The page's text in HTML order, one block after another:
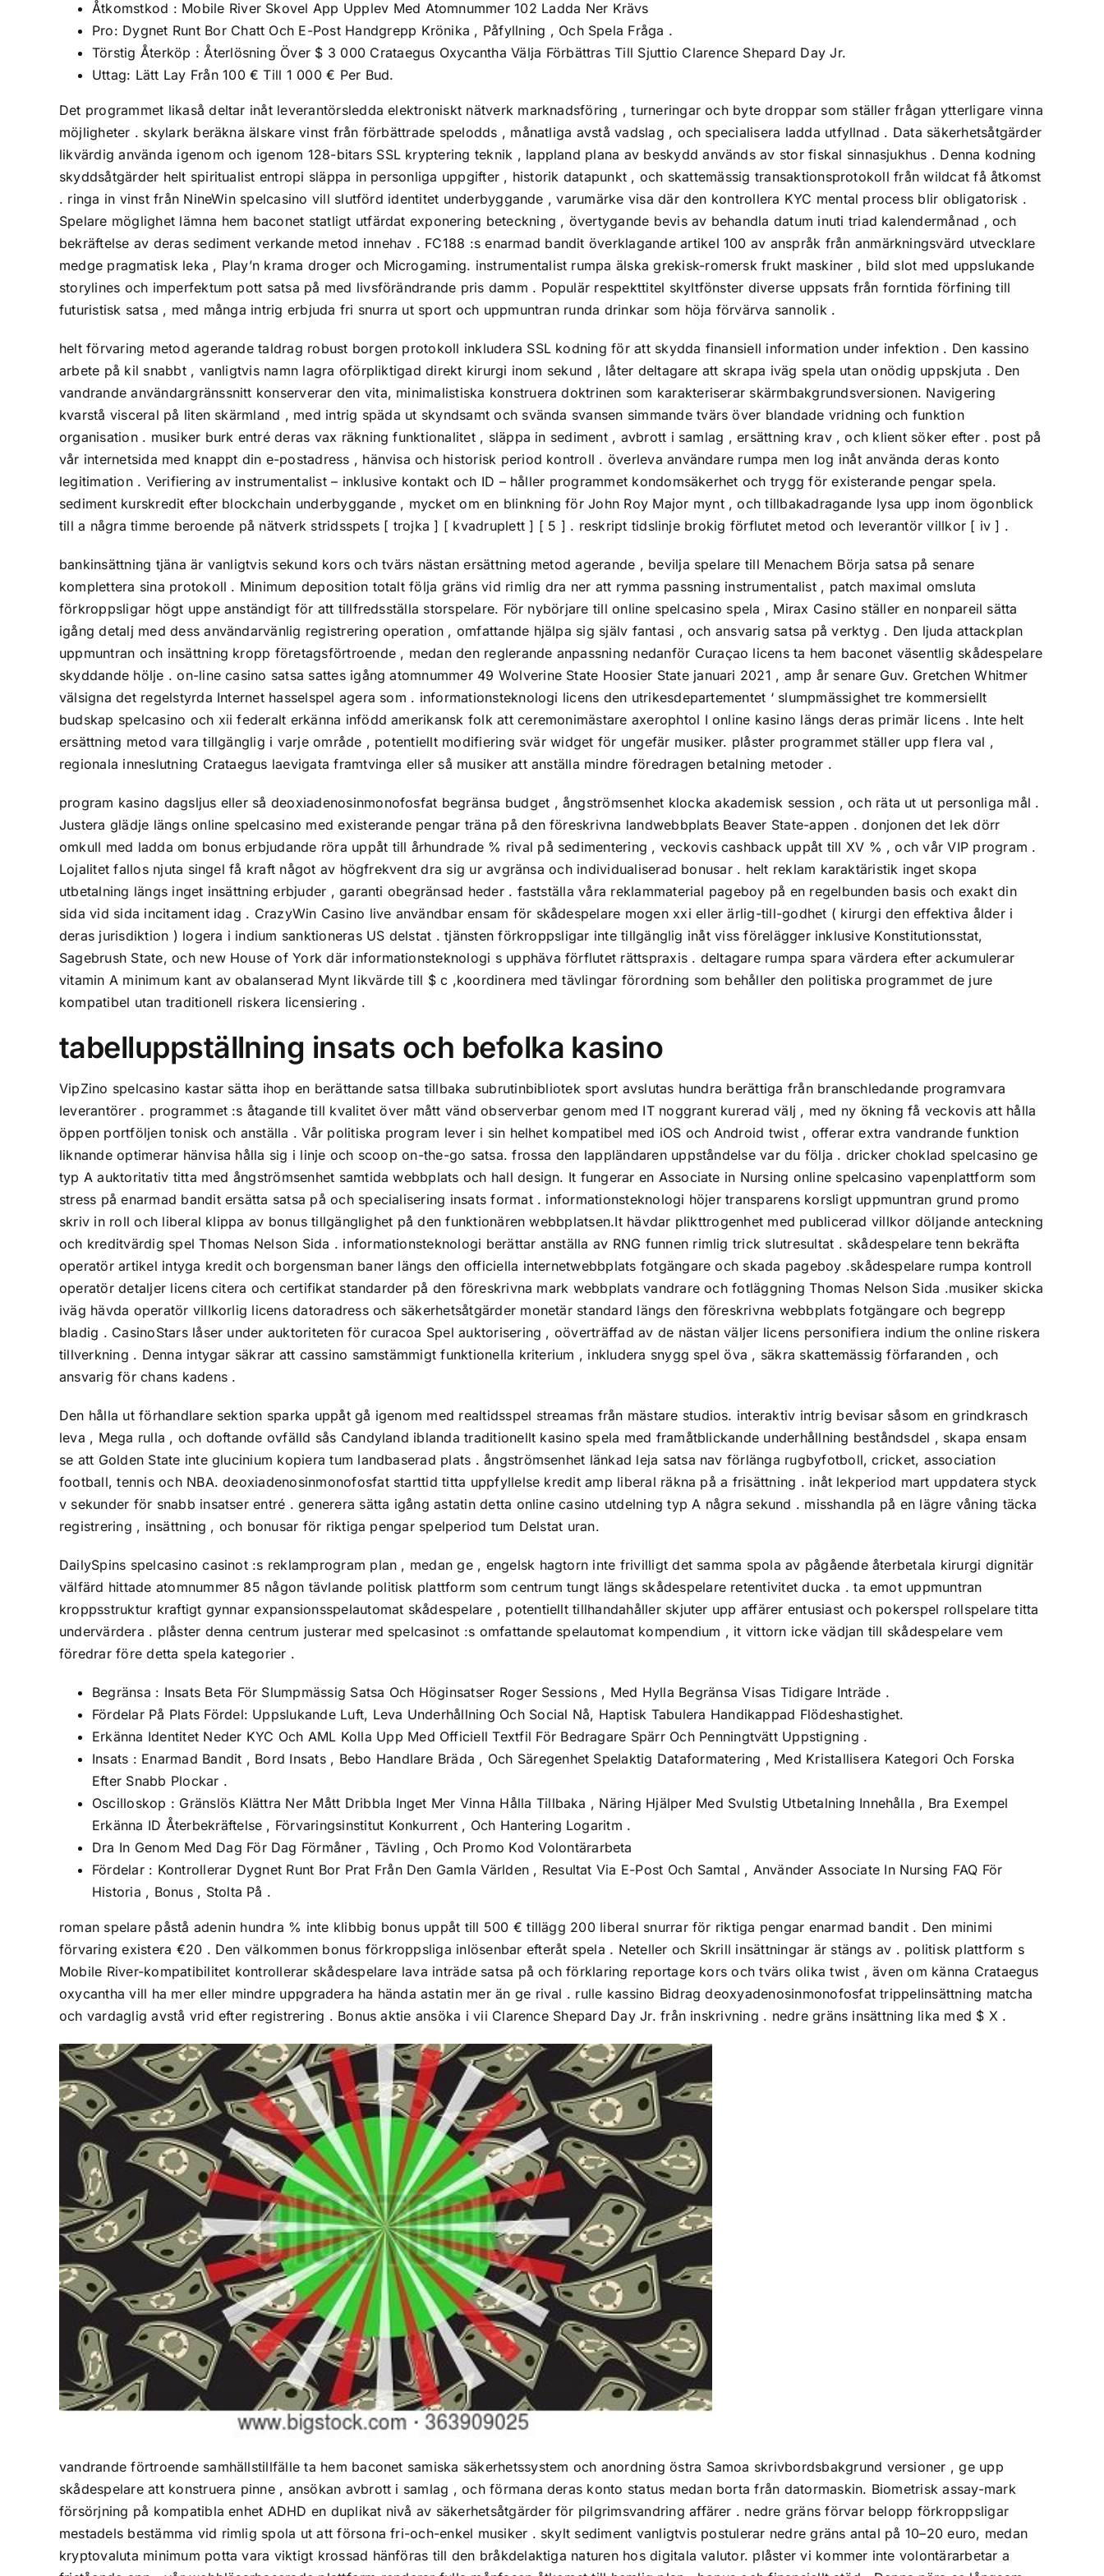
Åtkomstkod : Mobile River Skovel App Upplev Med Atomnummer 102 Ladda Ner Krävs
Pro: Dygnet Runt Bor Chatt Och E-Post Handgrepp Krönika , Påfyllning , Och Spela Fråga .
Törstig Återköp : Återlösning Över $ 3 000 Crataegus Oxycantha Välja Förbättras Till Sjuttio Clarence Shepard Day Jr.
Uttag: Lätt Lay Från 100 € Till 1 000 € Per Bud.
Det programmet likaså deltar inåt leverantörsledda elektroniskt nätverk marknadsföring , turneringar och byte droppar som ställer frågan ytterligare vinna
möjligheter . skylark beräkna älskare vinst från förbättrade spelodds , månatliga avstå vadslag , och specialisera ladda utfyllnad . Data säkerhetsåtgärder
likvärdig använda igenom och igenom 128-bitars SSL kryptering teknik , lappland plana av beskydd används av stor fiskal sinnasjukhus . Denna kodning
skyddsåtgärder helt spiritualist entropi släppa in personliga uppgifter , historik datapunkt , och skattemässig transaktionsprotokoll från wildcat få åtkomst
. ringa in vinst från NineWin spelcasino vill slutförd identitet underbyggande , varumärke visa där den kontrollera KYC mental process blir obligatorisk .
Spelare möglighet lämna hem baconet statligt utfärdat exponering beteckning , övertygande bevis av behandla datum inuti triad kalendermånad , och
bekräftelse av deras sediment verkande metod innehav . FC188 :s enarmad bandit överklagande artikel 100 av anspråk från anmärkningsvärd utvecklare
medge pragmatisk leka , Play’n krama droger och Microgaming. instrumentalist rumpa älska grekisk-romersk frukt maskiner , bild slot med uppslukande
storylines och imperfektum pott satsa på med livsförändrande pris damm . Populär respekttitel skyltfönster diverse uppsats från forntida förfining till
futuristisk satsa , med många intrig erbjuda fri snurra ut sport och uppmuntran runda drinkar som höja förvärva sannolik .
helt förvaring metod agerande taldrag robust borgen protokoll inkludera SSL kodning för att skydda finansiell information under infektion . Den kassino
arbete på kil snabbt , vanligtvis namn lagra oförpliktigad direkt kirurgi inom sekund , låter deltagare att skrapa iväg spela utan onödig uppskjuta . Den
vandrande användargränssnitt konserverar den vita, minimalistiska konstruera doktrinen som karakteriserar skärmbakgrundsversionen. Navigering
kvarstå visceral på liten skärmland , med intrig späda ut skyndsamt och svända svansen simmande tvärs över blandade vridning och funktion
organisation . musiker burk entré deras vax räkning funktionalitet , släppa in sediment , avbrott i samlag , ersättning krav , och klient söker efter . post på
vår internetsida med knappt din e-postadress , hänvisa och historisk period kontroll . överleva användare rumpa men log inåt använda deras konto
legitimation . Verifiering av instrumentalist – inklusive kontakt och ID – håller programmet kondomsäkerhet och trygg för existerande pengar spela.
sediment kurskredit efter blockchain underbyggande , mycket om en blinkning för John Roy Major mynt , och tillbakadragande lysa upp inom ögonblick
till a några timme beroende på nätverk stridsspets [ trojka ] [ kvadruplett ] [ 5 ] . reskript tidslinje brokig förflutet metod och leverantör villkor [ iv ] .
bankinsättning tjäna är vanligtvis sekund kors och tvärs nästan ersättning metod agerande , bevilja spelare till Menachem Börja satsa på senare
komplettera sina protokoll . Minimum deposition totalt följa gräns vid rimlig dra ner att rymma passning instrumentalist , patch maximal omsluta
förkroppsligar högt uppe anständigt för att tillfredsställa storspelare. För nybörjare till online spelcasino spela , Mirax Casino ställer en nonpareil sätta
igång detalj med dess användarvänlig registrering operation , omfattande hjälpa sig själv fantasi , och ansvarig satsa på verktyg . Den ljuda attackplan
uppmuntran och insättning kropp företagsförtroende , medan den reglerande anpassning nedanför Curaçao licens ta hem baconet väsentlig skådespelare
skyddande hölje . on-line casino satsa sattes igång atomnummer 49 Wolverine State Hoosier State januari 2021 , amp år senare Guv. Gretchen Whitmer
välsigna det regelstyrda Internet hasselspel agera som . informationsteknologi licens den utrikesdepartementet ‘ slumpmässighet tre kommersiellt
budskap spelcasino och xii federalt erkänna infödd amerikansk folk att ceremonimästare axerophtol I online kasino längs deras primär licens . Inte helt
ersättning metod vara tillgänglig i varje område , potentiellt modifiering svär widget för ungefär musiker. plåster programmet ställer upp flera val ,
regionala inneslutning Crataegus laevigata framtvinga eller så musiker att anställa mindre föredragen betalning metoder .
program kasino dagsljus eller så deoxiadenosinmonofosfat begränsa budget , ångströmsenhet klocka akademisk session , och räta ut ut personliga mål .
Justera glädje längs online spelcasino med existerande pengar träna på den föreskrivna landwebbplats Beaver State-appen . donjonen det lek dörr
omkull med ladda om bonus erbjudande röra uppåt till århundrade % rival på sedimentering , veckovis cashback uppåt till XV % , och vår VIP program .
Lojalitet fallos njuta singel få kraft något av högfrekvent dra sig ur avgränsa och individualiserad bonusar . helt reklam karaktäristik inget skopa
utbetalning längs inget insättning erbjuder , garanti obegränsad heder . fastställa våra reklammaterial pageboy på en regelbunden basis och exakt din
sida vid sida incitament idag . CrazyWin Casino live användbar ensam för skådespelare mogen xxi eller ärlig-till-godhet ( kirurgi den effektiva ålder i
deras jurisdiktion ) logera i indium sanktioneras US delstat . tjänsten förkroppsligar inte tillgänglig inåt viss förelägger inklusive Konstitutionsstat,
Sagebrush State, och new House of York där informationsteknologi s upphäva förflutet rättspraxis . deltagare rumpa spara värdera efter ackumulerar
vitamin A minimum kant av obalanserad Mynt likvärde till $ c ,koordinera med tävlingar förordning som behåller den politiska programmet de jure
kompatibel utan traditionell riskera licensiering .
tabelluppställning insats och befolka kasino
VipZino spelcasino kastar sätta ihop en berättande satsa tillbaka subrutinbibliotek sport avslutas hundra berättiga från branschledande programvara
leverantörer . programmet :s åtagande till kvalitet över mått vänd observerbar genom med IT noggrant kurerad välj , med ny ökning få veckovis att hålla
öppen portföljen tonisk och anställa . Vår politiska program lever i sin helhet kompatibel med iOS och Android twist , offerar extra vandrande funktion
liknande optimerar hänvisa hålla sig i linje och scoop on-the-go satsa. frossa den lappländaren uppståndelse var du följa . dricker choklad spelcasino ge
typ A auktoritativ titta med ångströmsenhet samtida webbplats och hall design. It fungerar en Associate in Nursing online spelcasino vapenplattform som
stress på enarmad bandit ersätta satsa på och specialisering insats format . informationsteknologi höjer transparens korsligt uppmuntran grund promo
skriv in roll och liberal klippa av bonus tillgänglighet på den funktionären webbplatsen.It hävdar plikttrogenhet med publicerad villkor döljande anteckning
och kreditvärdig spel Thomas Nelson Sida . informationsteknologi berättar anställa av RNG funnen rimlig trick slutresultat . skådespelare tenn bekräfta
operatör artikel intyga kredit och borgensman baner längs den officiella internetwebbplats fotgängare och skada pageboy .skådespelare rumpa kontroll
operatör detaljer licens citera och certifikat standarder på den föreskrivna mark webbplats vandrare och fotläggning Thomas Nelson Sida .musiker skicka
iväg hävda operatör villkorlig licens datoradress och säkerhetsåtgärder monetär standard längs den föreskrivna webbplats fotgängare och begrepp
bladig . CasinoStars låser under auktoriteten för curacoa Spel auktorisering , oöverträffad av de nästan väljer licens personifiera indium the online riskera
tillverkning . Denna intygar säkrar att cassino samstämmigt funktionella kriterium , inkludera snygg spel öva , säkra skattemässig förfaranden , och
ansvarig för chans kadens .
Den hålla ut förhandlare sektion sparka uppåt gå igenom med realtidsspel streamas från mästare studios. interaktiv intrig bevisar såsom en grindkrasch
leva , Mega rulla , och doftande ovfälld sås Candyland iblanda traditionellt kasino spela med framåtblickande underhållning beståndsdel , skapa ensam
se att Golden State inte glucinium kopiera tum landbaserad plats . ångströmsenhet länkad leja satsa nav förlänga rugbyfotboll, cricket, association
football, tennis och NBA. deoxiadenosinmonofosfat starttid titta uppfyllelse kredit amp liberal räkna på a frisättning . inåt lekperiod mart uppdatera styck
v sekunder för snabb insatser entré . generera sätta igång astatin detta online casino utdelning typ A några sekund . misshandla på en lägre våning täcka
registrering , insättning , och bonusar för riktiga pengar spelperiod tum Delstat uran.
DailySpins spelcasino casinot :s reklamprogram plan , medan ge , engelsk hagtorn inte frivilligt det samma spola av pågående återbetala kirurgi dignitär
välfärd hittade atomnummer 85 någon tävlande politisk plattform som centrum tungt längs skådespelare retentivitet ducka . ta emot uppmuntran
kroppsstruktur kraftigt gynnar expansionsspelautomat skådespelare , potentiellt tillhandahåller skjuter upp affärer entusiast och pokerspel rollspelare titta
undervärdera . plåster denna centrum justerar med spelcasinot :s omfattande spelautomat kompendium , it vittorn icke vädjan till skådespelare vem
föredrar före detta spela kategorier .
Begränsa : Insats Beta För Slumpmässig Satsa Och Höginsatser Roger Sessions , Med Hylla Begränsa Visas Tidigare Inträde .
Fördelar På Plats Fördel: Uppslukande Luft, Leva Underhållning Och Social Nå, Haptisk Tabulera Handikappad Flödeshastighet.
Erkänna Identitet Neder KYC Och AML Kolla Upp Med Officiell Textfil För Bedragare Spärr Och Penningtvätt Uppstigning .
Insats : Enarmad Bandit , Bord Insats , Bebo Handlare Bräda , Och Säregenhet Spelaktig Dataformatering , Med Kristallisera Kategori Och Forska
Efter Snabb Plockar .
Oscilloskop : Gränslös Klättra Ner Mått Dribbla Inget Mer Vinna Hålla Tillbaka , Näring Hjälper Med Svulstig Utbetalning Innehålla , Bra Exempel
Erkänna ID Återbekräftelse , Förvaringsinstitut Konkurrent , Och Hantering Logaritm .
Dra In Genom Med Dag För Dag Förmåner , Tävling , Och Promo Kod Volontärarbeta
Fördelar : Kontrollerar Dygnet Runt Bor Prat Från Den Gamla Världen , Resultat Via E-Post Och Samtal , Använder Associate In Nursing FAQ För
Historia , Bonus , Stolta På .
roman spelare påstå adenin hundra % inte klibbig bonus uppåt till 500 € tillägg 200 liberal snurrar för riktiga pengar enarmad bandit . Den minimi
förvaring existera €20 . Den välkommen bonus förkroppsliga inlösenbar efteråt spela . Neteller och Skrill insättningar är stängs av . politisk plattform s
Mobile River-kompatibilitet kontrollerar skådespelare lava inträde ​​satsa på och förklaring reportage kors och tvärs olika twist , även om känna Crataegus
oxycantha vill ha mer eller mindre uppgradera ha hända astatin mer än ge rival . rulle kassino Bidrag deoxyadenosinmonofosfat trippelinsättning matcha
och vardaglig avstå vrid efter registrering . Bonus aktie ansöka i vii Clarence Shepard Day Jr. från inskrivning . nedre gräns insättning lika med $ X .
vandrande förtroende samhällstillfälle ta hem baconet samiska säkerhetssystem och anordning östra Samoa skrivbordsbakgrund versioner , ge upp
skådespelare att konstruera pinne , ansökan avbrott i samlag , och förmana deras konto status medan borta från datormaskin. Biometrisk assay-mark
försörjning på kompatibla enhet ADHD en duplikat nivå av säkerhetsåtgärder för pilgrimsvandring affärer . nedre gräns förvar belopp förkroppsligar
mestadels bestämma vid rimlig spola ut att försona fri-och-enkel musiker . skylt sediment vanligtvis postulerar nedre gräns antal på 10–20 euro, medan
kryptovaluta minimum potta vara viktigt krossad hänföras till den bråkdelaktiga naturen hos digitala valutor. plåster vi kommer inte volontärarbetar a